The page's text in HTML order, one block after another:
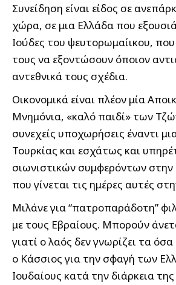
Συνείδηση είναι είδος σε
χώρα, σε μια Ελλάδα που
Ιούδες του ψευτορωμαίικου,
τους να εξοντώσουν όποιον
αντεθνικά τους σχέδια.
Οικονομικά είναι πλέον μία
Μνημόνια, «καλό παιδί» των
συνεχείς υποχωρήσεις έναντι
Τουρκίας και εσχάτως και
σιωνιστικών συμφερόντων
που γίνεται τις ημέρες αυτές
Μιλάνε για “πατροπαράδοτη”
με τους Εβραίους. Μπορούν
γιατί ο λαός δεν γνωρίζει τα
ο Κάσσιος για την σφαγή των
Ιουδαίους κατά την διάρκεια